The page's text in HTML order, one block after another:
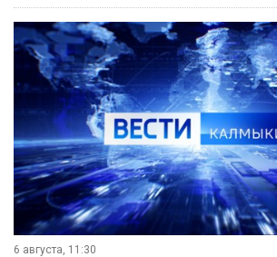
6 августа, 11:30